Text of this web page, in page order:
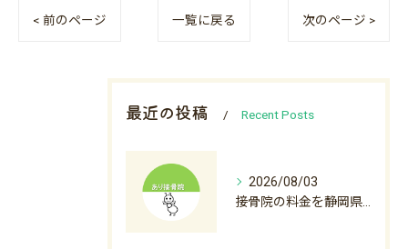
< 前のページ 一覧に戻る 次のページ >
最近の投稿 Recent Posts
2026/08/03